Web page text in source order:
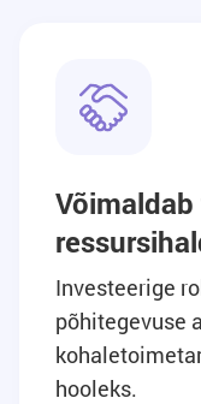
Investeerige
põhitegevuse
hooleks.